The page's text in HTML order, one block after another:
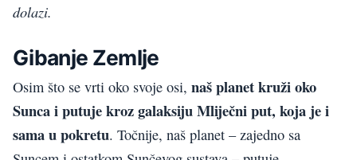
dolazi.
Gibanje Zemlje
Osim što se vrti oko svoje osi, naš planet kruži oko
Sunca i putuje kroz galaksiju Mliječni put, koja je i
sama u pokretu. Točnije, naš planet – zajedno sa